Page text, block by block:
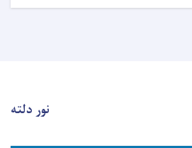
نور دلته